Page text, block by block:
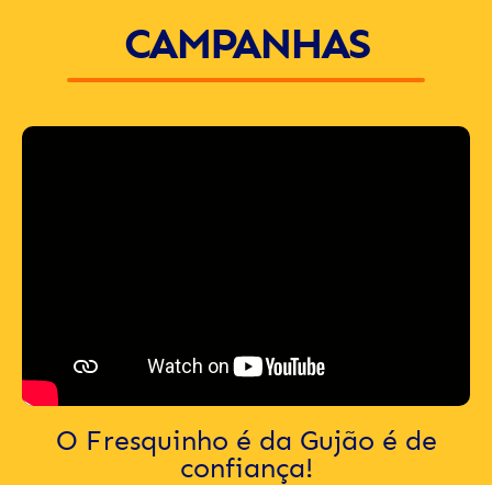
CAMPANHAS
O Fresquinho é da Gujão é de
confiança!